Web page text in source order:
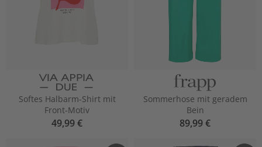
Softes Halbarm-Shirt mit
Front-Motiv
49,99 €
Sommerhose mit geradem
Bein
89,99 €